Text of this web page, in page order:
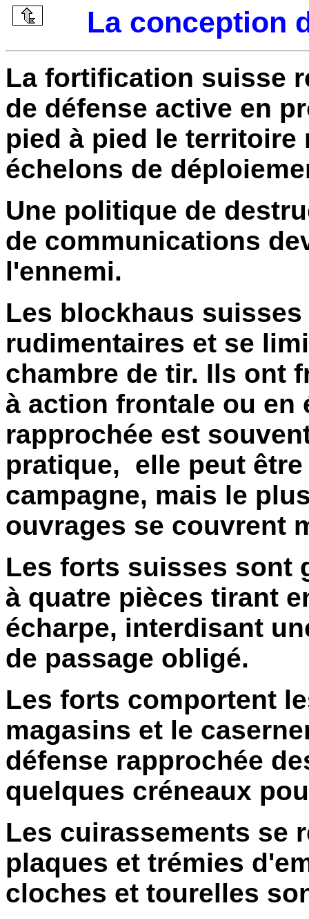
La conception
La fortification suisse
de défense active en
pied à pied le
échelons de
Une politique de
de communications
l'ennemi.
Les blockhaus
rudimentaires et se
chambre de tir. Ils ont
à action frontale ou en
rapprochée est
pratique, elle peut
campagne, mais le
ouvrages se couvrent
Les forts suisses sont
à quatre pièces tirant
écharpe, interdisant
de passage obligé.
Les forts comportent
magasins et le
défense rapprochée
quelques créneaux
Les cuirassements se
plaques et trémies
cloches et tourelles